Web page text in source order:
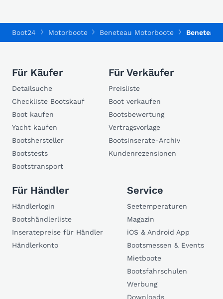
Boot24 Motorboote Beneteau Motorboote Beneteau
Für Käufer
Detailsuche
Checkliste Bootskauf
Boot kaufen
Yacht kaufen
Bootshersteller
Bootstests
Bootstransport
Für Verkäufer
Preisliste
Boot verkaufen
Bootsbewertung
Vertragsvorlage
Bootsinserate-Archiv
Kundenrezensionen
Für Händler
Händlerlogin
Bootshändlerliste
Inseratepreise für Händler
Händlerkonto
Service
Seetemperaturen
Magazin
iOS & Android App
Bootsmessen & Events
Mietboote
Bootsfahrschulen
Werbung
Downloads